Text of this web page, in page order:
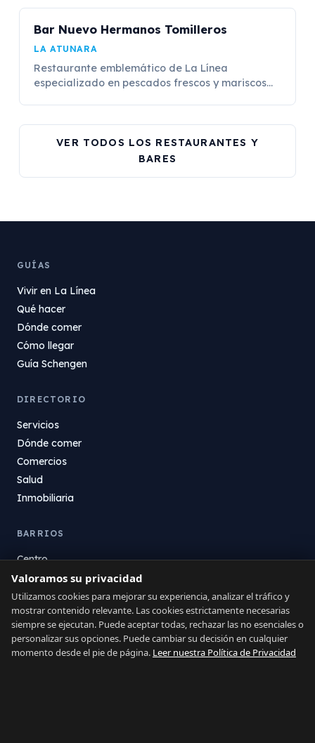
Bar Nuevo Hermanos Tomilleros
LA ATUNARA
Restaurante emblemático de La Línea
especializado en pescados frescos y mariscos...
VER TODOS LOS RESTAURANTES Y
BARES
GUÍAS
Vivir en La Línea
Qué hacer
Dónde comer
Cómo llegar
Guía Schengen
DIRECTORIO
Servicios
Dónde comer
Comercios
Salud
Inmobiliaria
BARRIOS
Centro
La Atunara
Poniente
El Zabal
Santa Margarita
La Alcaidesa
Valoramos su privacidad
Utilizamos cookies para mejorar su experiencia, analizar el tráfico y
mostrar contenido relevante. Las cookies estrictamente necesarias
siempre se ejecutan. Puede aceptar todas, rechazar las no esenciales o
personalizar sus opciones. Puede cambiar su decisión en cualquier
momento desde el pie de página. Leer nuestra Política de Privacidad